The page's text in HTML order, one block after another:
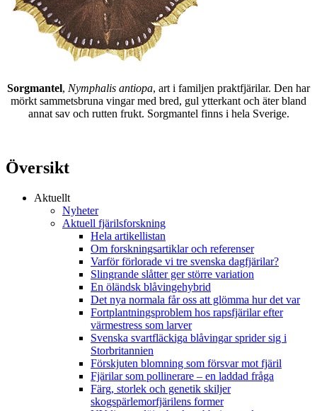
Sorgmantel, Nymphalis antiopa, art i familjen praktfjärilar. Den har
mörkt sammetsbruna vingar med bred, gul ytterkant och äter bland
annat sav och rutten frukt. Sorgmantel finns i hela Sverige.
Översikt
Aktuellt
Nyheter
Aktuell fjärilsforskning
Hela artikellistan
Om forskningsartiklar och referenser
Varför förlorade vi tre svenska dagfjärilar?
Slingrande slåtter ger större variation
En öländsk blåvingehybrid
Det nya normala får oss att glömma hur det var
Fortplantningsproblem hos rapsfjärilar efter
värmestress som larver
Svenska svartfläckiga blåvingar sprider sig i
Storbritannien
Förskjuten blomning som försvar mot fjäril
Fjärilar som pollinerare – en laddad fråga
Färg, storlek och genetik skiljer
skogspärlemorfjärilens former